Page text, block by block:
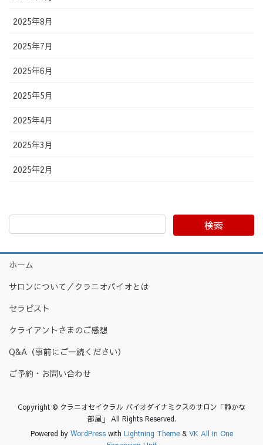
2025年8月
2025年7月
2025年6月
2025年5月
2025年4月
2025年3月
2025年2月
検索
ホーム
サロンについて／クラニオバイオとは
セラピスト
クライアントさまのご感想
Q&A（事前にご一読ください）
ご予約・お問い合わせ
Copyright © クラニオセイクラル バイオダイナミクスのサロン「静かな
部屋」 All Rights Reserved.
Powered by WordPresswith Lightning Theme& VK All in One